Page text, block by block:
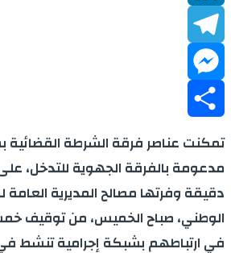
LinkedIn
Telegram
Messenger
Share
تمكنت عناصر فرقة الشرطة القضائية
مدعومة بالفرقة الجهوية للتدخل،
دقيقة وفرتها مصالح المديرية العامة
الوطني، صباح الخميس، من توقيف
في ارتباطهم بشبكة إجرامية تنشط